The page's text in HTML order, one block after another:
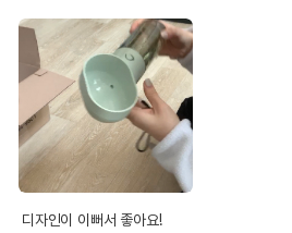
디자인이 이뻐서 좋아요!